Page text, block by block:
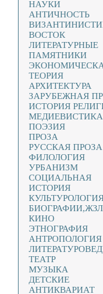
НАУКИ
АНТИЧНОСТЬ
ВОСТОК
ЛИТЕРАТУРНЫЕ
ПАМЯТНИКИ
ТЕОРИЯ
АРХИТЕКТУРА
ЗАРУБЕЖНАЯ
ИСТОРИЯ
МЕДИЕВИСТИКА
ПОЭЗИЯ
ПРОЗА
РУССКАЯ ПРОЗА
ФИЛОЛОГИЯ
УРБАНИЗМ
СОЦИАЛЬНАЯ
ИСТОРИЯ
БИОГРАФИИ,ЖЗЛ
КИНО
ЭТНОГРАФИЯ
АНТРОПОЛОГИЯ
ТЕАТР
МУЗЫКА
ДЕТСКИЕ
АНТИКВАРИАТ